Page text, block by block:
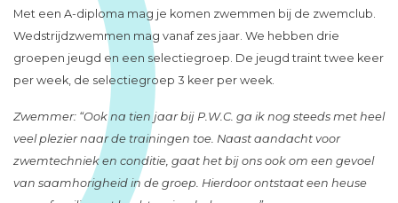
Met een A-diploma mag je komen zwemmen bij de zwemclub.
Wedstrijdzwemmen mag vanaf zes jaar. We hebben drie
groepen jeugd en een selectiegroep. De jeugd traint twee keer
per week, de selectiegroep 3 keer per week.
Zwemmer: “Ook na tien jaar bij P.W.C. ga ik nog steeds met heel
veel plezier naar de trainingen toe. Naast aandacht voor
zwemtechniek en conditie, gaat het bij ons ook om een gevoel
van saamhorigheid in de groep. Hierdoor ontstaat een heuse